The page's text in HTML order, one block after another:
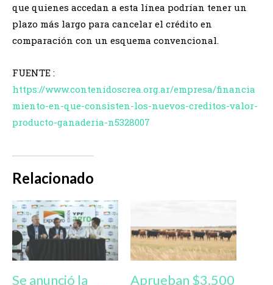
que quienes accedan a esta línea podrían tener un
plazo más largo para cancelar el crédito en
comparación con un esquema convencional.
FUENTE :
https://www.contenidoscrea.org.ar/empresa/financia
miento-en-que-consisten-los-nuevos-creditos-valor-
producto-ganaderia-n5328007
Relacionado
Se anunció la
Aprueban $3.500